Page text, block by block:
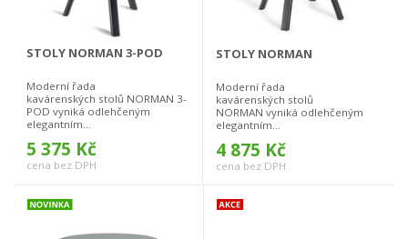
STOLY NORMAN 3-POD
Moderní řada
kavárenských stolů NORMAN 3-
POD vyniká odlehčeným
elegantním...
5 375 Kč
cena bez DPH
STOLY NORMAN
Moderní řada
kavárenských stolů
NORMAN vyniká odlehčeným
elegantním...
4 875 Kč
cena bez DPH